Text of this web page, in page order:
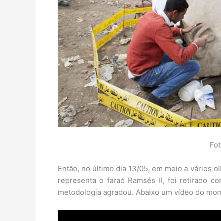
Então, no último dia 13/05, em meio a vários
representa o faraó Ramsés II, foi retirado
metodologia agradou. Abaixo um vídeo do